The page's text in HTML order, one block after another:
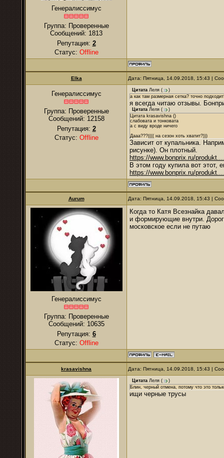
Генералиссимус
Группа: Проверенные
Сообщений: 1813
Репутация: 2
Статус: Offline
Elka Дата: Пятница, 14.09.2018, 15:43 |
Генералиссимус
Группа: Проверенные
Сообщений: 12158
Репутация: 2
Статус: Offline
Цитата Леля (
)
а как там размерная сетка? точно
я всегда читаю отзывы.
Цитата Леля (
)
Цитата krasavishna ()
слабовата и тонковата
а с виду вроде ничего
Дааа???(((( на сезон хоть хватит?)))
Зависит от купальника.
рисунке). Он плотный.
https://www.bonprix.ru/
В этом году купила вот этот,
https://www.bonprix.ru/
Aurum Дата: Пятница, 14.09.2018, 15:43 |
Генералиссимус
Группа: Проверенные
Сообщений: 10635
Репутация: 6
Статус: Offline
Когда то Катя Всезнайка
и формирующие внутри.
московское если не путаю
krasavishna Дата: Пятница, 14.09.2018, 15:43 |
Цитата Леля (
)
Блин, черный отмена, потому что это
ищи черные трусы